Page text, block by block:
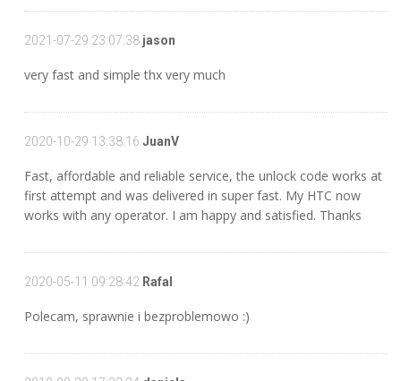
2021-07-29 23:07:38 jason
very fast and simple thx very much
2020-10-29 13:38:16 JuanV
Fast, affordable and reliable service, the unlock code works at
first attempt and was delivered in super fast. My HTC now
works with any operator. I am happy and satisfied. Thanks
2020-05-11 09:28:42 Rafal
Polecam, sprawnie i bezproblemowo :)